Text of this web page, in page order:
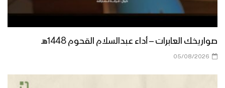
صواريخك العابرات – أداء عبدالسلام القحوم 1448هـ
05/08/2026